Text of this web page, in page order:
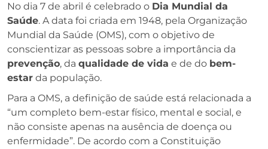
No dia 7 de abril é celebrado o Dia Mundial da
Saúde. A data foi criada em 1948, pela Organização
Mundial da Saúde (OMS), com o objetivo de
conscientizar as pessoas sobre a importância da
prevenção, da qualidade de vida e de do bem-
estar da população.
Para a OMS, a definição de saúde está relacionada a
“um completo bem-estar físico, mental e social, e
não consiste apenas na ausência de doença ou
enfermidade”. De acordo com a Constituição